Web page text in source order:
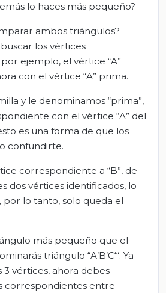
lo haces más pequeño?
ambos triángulos?
los vértices
ejemplo, el vértice “A”
con el vértice “A” prima.
y le denominamos “prima”,
con el vértice “A” del
es una forma de que los
confundirte.
correspondiente a “B”, de
dos vértices identificados, lo
por lo tanto, solo queda el
más pequeño que el
triángulo “A’B’C‘“. Ya
3 vértices, ahora debes
correspondientes entre